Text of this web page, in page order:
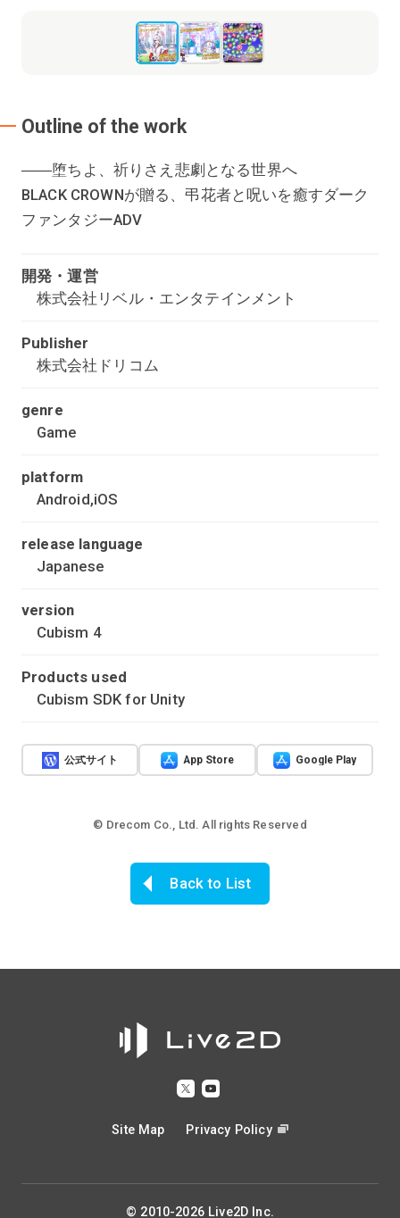
Outline of the work
――堕ちよ、祈りさえ悲劇となる世界へ
BLACK CROWNが贈る、弔花者と呪いを癒すダーク
ファンタジーADV
開発・運営
株式会社リベル・エンタテインメント
Publisher
株式会社ドリコム
genre
Game
platform
Android,iOS
release language
Japanese
version
Cubism 4
Products used
Cubism SDK for Unity
公式サイト App Store Google Play
© Drecom Co., Ltd. All rights Reserved
Back to List
Site Map Privacy Policy
© 2010-2026 Live2D Inc.